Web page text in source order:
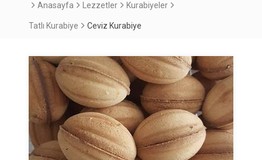
Anasayfa Lezzetler Kurabiyeler
Tatlı Kurabiye Ceviz Kurabiye